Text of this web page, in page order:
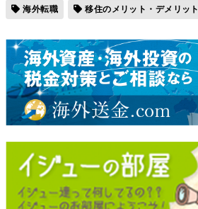
海外転職
移住のメリット・デメリット